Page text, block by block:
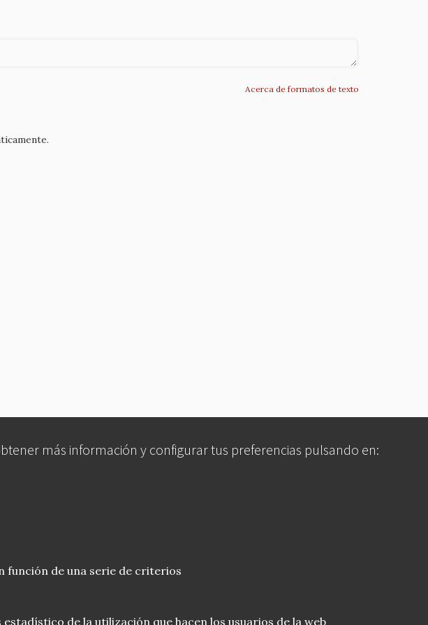
más información y configurar tus preferencias pulsando en:
función de una serie de criterios
de la utilización que hacen los usuarios de la web
Acerca de formatos de texto